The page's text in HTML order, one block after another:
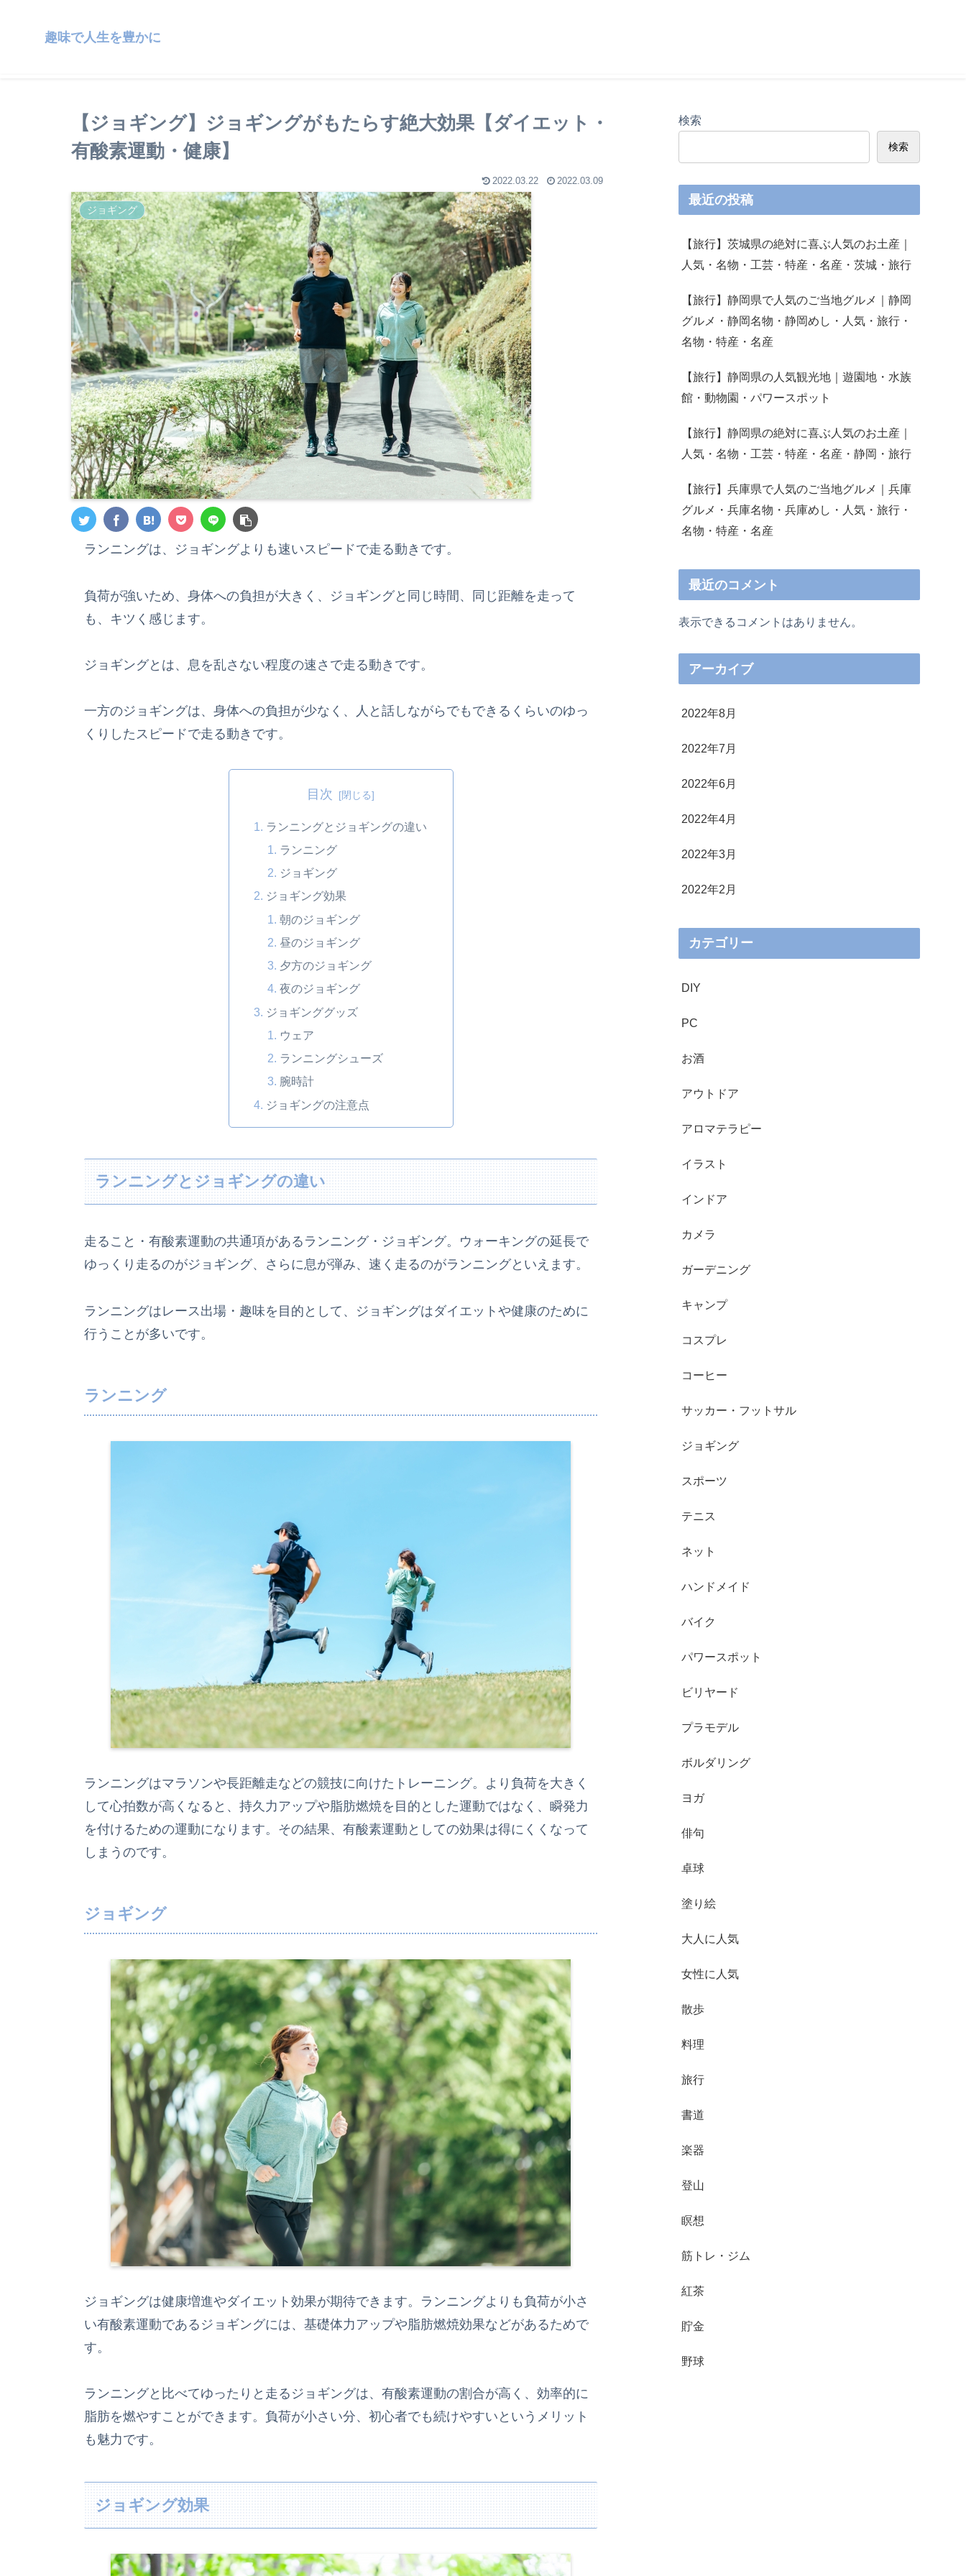
趣味で人生を豊かに
【ジョギング】ジョギングがもたらす絶大効果【ダイエット・
有酸素運動・健康】
2022.03.22 2022.03.09
ジョギング
ランニングは、ジョギングよりも速いスピードで走る動きです。
負荷が強いため、身体への負担が大きく、ジョギングと同じ時間、同じ距離を走って
も、キツく感じます。
ジョギングとは、息を乱さない程度の速さで走る動きです。
一方のジョギングは、身体への負担が少なく、人と話しながらでもできるくらいのゆっ
くりしたスピードで走る動きです。
目次
ランニングとジョギングの違い
ランニング
ジョギング
ジョギング効果
朝のジョギング
昼のジョギング
夕方のジョギング
夜のジョギング
ジョギンググッズ
ウェア
ランニングシューズ
腕時計
ジョギングの注意点
ランニングとジョギングの違い
走ること・有酸素運動の共通項があるランニング・ジョギング。ウォーキングの延長で
ゆっくり走るのがジョギング、さらに息が弾み、速く走るのがランニングといえます。
ランニングはレース出場・趣味を目的として、ジョギングはダイエットや健康のために
行うことが多いです。
ランニング
ランニングはマラソンや長距離走などの競技に向けたトレーニング。より負荷を大きく
して心拍数が高くなると、持久力アップや脂肪燃焼を目的とした運動ではなく、瞬発力
を付けるための運動になります。その結果、有酸素運動としての効果は得にくくなって
しまうのです。
ジョギング
ジョギングは健康増進やダイエット効果が期待できます。ランニングよりも負荷が小さ
い有酸素運動であるジョギングには、基礎体力アップや脂肪燃焼効果などがあるためで
す。
ランニングと比べてゆったりと走るジョギングは、有酸素運動の割合が高く、効率的に
脂肪を燃やすことができます。負荷が小さい分、初心者でも続けやすいというメリット
も魅力です。
ジョギング効果
検索
検索
最近の投稿
【旅行】茨城県の絶対に喜ぶ人気のお土産｜
人気・名物・工芸・特産・名産・茨城・旅行
【旅行】静岡県で人気のご当地グルメ｜静岡
グルメ・静岡名物・静岡めし・人気・旅行・
名物・特産・名産
【旅行】静岡県の人気観光地｜遊園地・水族
館・動物園・パワースポット
【旅行】静岡県の絶対に喜ぶ人気のお土産｜
人気・名物・工芸・特産・名産・静岡・旅行
【旅行】兵庫県で人気のご当地グルメ｜兵庫
グルメ・兵庫名物・兵庫めし・人気・旅行・
名物・特産・名産
最近のコメント
表示できるコメントはありません。
アーカイブ
2022年8月
2022年7月
2022年6月
2022年4月
2022年3月
2022年2月
カテゴリー
DIY
PC
お酒
アウトドア
アロマテラピー
イラスト
インドア
カメラ
ガーデニング
キャンプ
コスプレ
コーヒー
サッカー・フットサル
ジョギング
スポーツ
テニス
ネット
ハンドメイド
バイク
パワースポット
ビリヤード
プラモデル
ボルダリング
ヨガ
俳句
卓球
塗り絵
大人に人気
女性に人気
散歩
料理
旅行
書道
楽器
登山
瞑想
筋トレ・ジム
紅茶
貯金
野球